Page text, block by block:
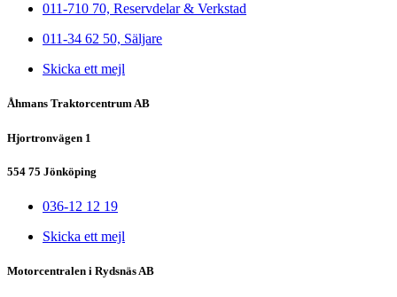
011-710 70, Reservdelar & Verkstad
011-34 62 50, Säljare
Skicka ett mejl
Åhmans Traktorcentrum AB
Hjortronvägen 1
554 75 Jönköping
036-12 12 19
Skicka ett mejl
Motorcentralen i Rydsnäs AB